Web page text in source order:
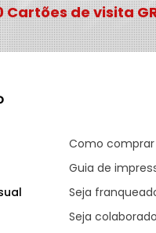
Cartões de visita
Como comprar
Guia de
Seja
Seja